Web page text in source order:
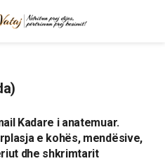
Kadare i anatemuar.
e kohës, mendësive,
dhe shkrimtarit